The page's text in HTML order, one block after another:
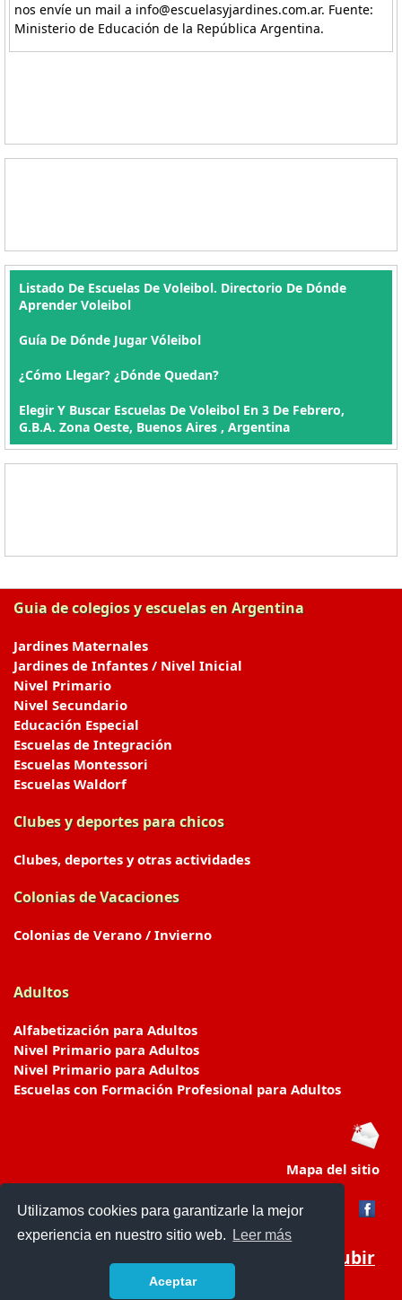
Utilizamos cookies para garantizarle la mejor
experiencia en nuestro sitio web.
Leer más
Aceptar
nos envíe un mail a info@escuelasyjardines.com.ar. Fuente:
Ministerio de Educación de la República Argentina.
Listado De Escuelas De Voleibol. Directorio De Dónde
Aprender Voleibol
Guía De Dónde Jugar Vóleibol
¿Cómo Llegar? ¿Dónde Quedan?
Elegir Y Buscar Escuelas De Voleibol En 3 De Febrero,
G.B.A. Zona Oeste, Buenos Aires , Argentina
Guia de colegios y escuelas en Argentina
Jardines Maternales
Jardines de Infantes / Nivel Inicial
Nivel Primario
Nivel Secundario
Educación Especial
Escuelas de Integración
Escuelas Montessori
Escuelas Waldorf
Clubes y deportes para chicos
Clubes, deportes y otras actividades
Colonias de Vacaciones
Colonias de Verano / Invierno
Adultos
Alfabetización para Adultos
Nivel Primario para Adultos
Nivel Primario para Adultos
Escuelas con Formación Profesional para Adultos
Mapa del sitio
Subir